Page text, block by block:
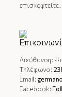
επισκεφτείτε.
Διεύθυνση:
Τηλέφωνο:
Email:
Facebook: